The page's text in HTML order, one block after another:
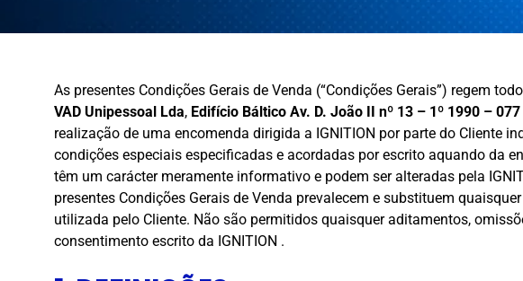
As presentes Condições Gerais de Venda (“Condições Gerais”) regem
VAD Unipessoal Lda, Edifício Báltico Av. D. João II nº 13 – 1º 1990 –
realização de uma encomenda dirigida a IGNITION por parte do Cliente
condições especiais especificadas e acordadas por escrito aquando da
têm um carácter meramente informativo e podem ser alteradas pela
presentes Condições Gerais de Venda prevalecem e substituem
utilizada pelo Cliente. Não são permitidos quaisquer aditamentos,
consentimento escrito da IGNITION .